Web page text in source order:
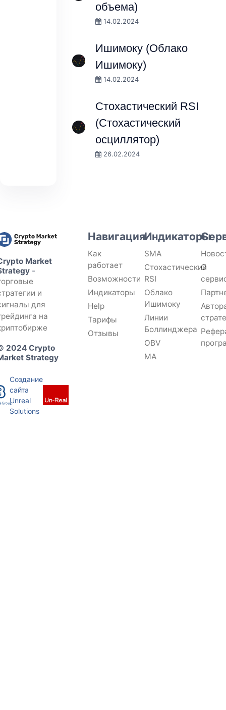
объема)
14.02.2024
Ишимоку (Облако
Ишимоку)
14.02.2024
Стохастический RSI
(Стохастический
осциллятор)
26.02.2024
Market
-
и
для
на
2024 Crypto
Strategy
Создание
сайта
Unreal
Solutions
Навигация
Как
работает
Возможности
Индикаторы
Help
Тарифы
Отзывы
Индикаторы
SMA
Стохастический
RSI
Облако
Ишимоку
Линии
Боллинджера
OBV
MA
О